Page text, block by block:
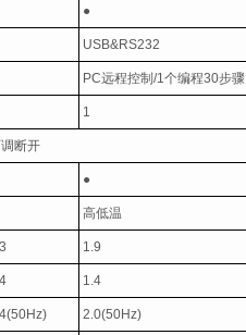
●
USB&RS232
PC远程控制/1个编程30步骤
1
断开
●
高低温
1.9
1.4
2.0(50Hz)